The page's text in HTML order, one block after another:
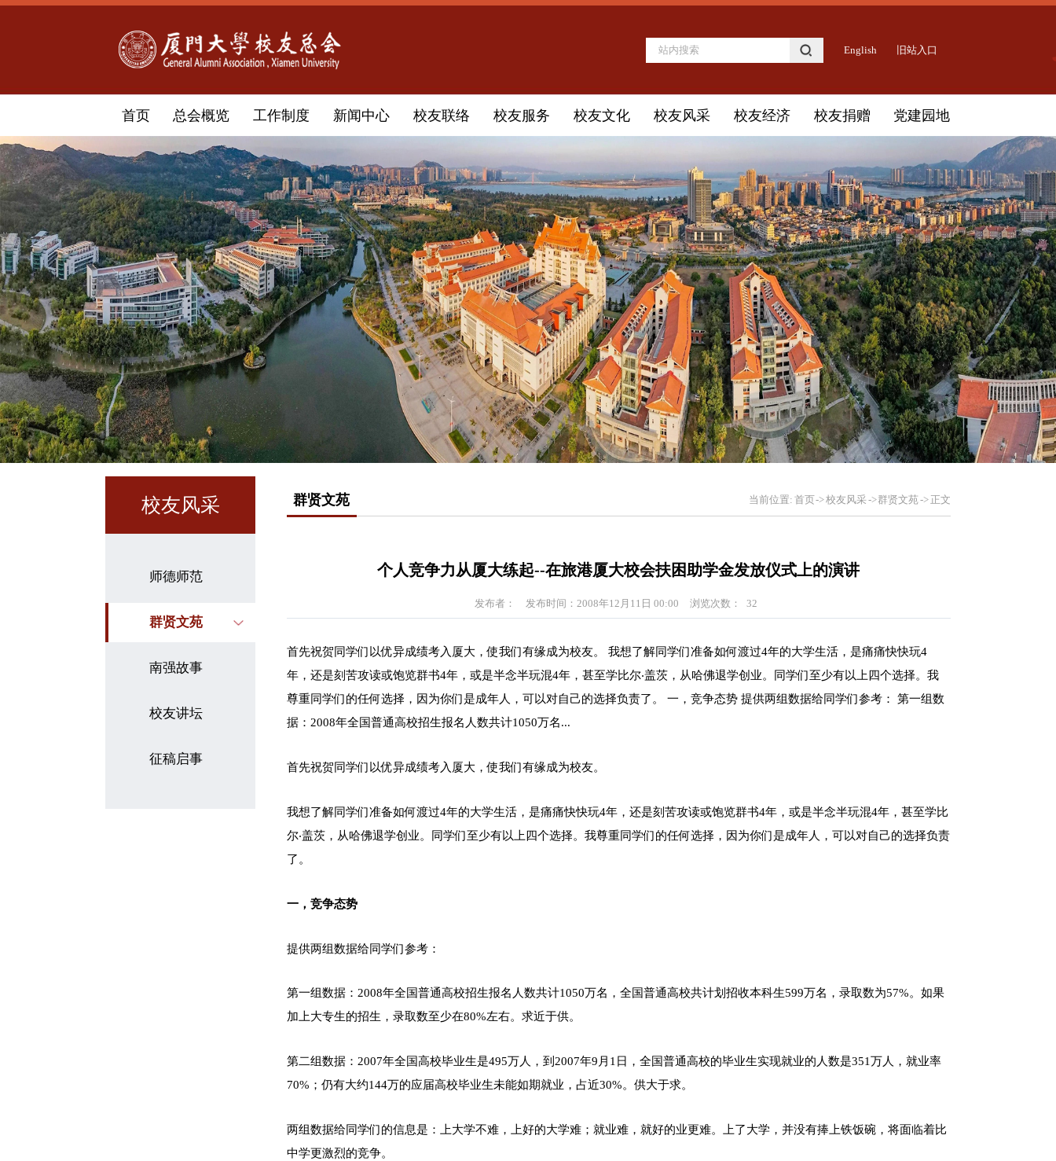
English 旧站入口
首页 总会概览 工作制度 新闻中心 校友联络 校友服务 校友文化 校友风采 校友经济 校友捐赠 党建园地
校友风采
师德师范
群贤文苑
南强故事
校友讲坛
征稿启事
群贤文苑 当前位置: 首页->校友风采->群贤文苑-> 正文
个人竞争力从厦大练起--在旅港厦大校会扶困助学金发放仪式上的演讲
发布者： 发布时间：2008年12月11日 00:00 浏览次数： 32
首先祝贺同学们以优异成绩考入厦大，使我们有缘成为校友。 我想了解同学们准备如何渡过4年的大学生活，是痛痛快快玩4
年，还是刻苦攻读或饱览群书4年，或是半念半玩混4年，甚至学比尔‧盖茨，从哈佛退学创业。同学们至少有以上四个选择。我
尊重同学们的任何选择，因为你们是成年人，可以对自己的选择负责了。 一，竞争态势 提供两组数据给同学们参考： 第一组数
据：2008年全国普通高校招生报名人数共计1050万名...
首先祝贺同学们以优异成绩考入厦大，使我们有缘成为校友。
我想了解同学们准备如何渡过4年的大学生活，是痛痛快快玩4年，还是刻苦攻读或饱览群书4年，或是半念半玩混4年，甚至学比
尔‧盖茨，从哈佛退学创业。同学们至少有以上四个选择。我尊重同学们的任何选择，因为你们是成年人，可以对自己的选择负责
了。
一，竞争态势
提供两组数据给同学们参考：
第一组数据：2008年全国普通高校招生报名人数共计1050万名，全国普通高校共计划招收本科生599万名，录取数为57%。如果
加上大专生的招生，录取数至少在80%左右。求近于供。
第二组数据：2007年全国高校毕业生是495万人，到2007年9月1日，全国普通高校的毕业生实现就业的人数是351万人，就业率
70%；仍有大约144万的应届高校毕业生未能如期就业，占近30%。供大于求。
两组数据给同学们的信息是：上大学不难，上好的大学难；就业难，就好的业更难。上了大学，并没有捧上铁饭碗，将面临着比
中学更激烈的竞争。